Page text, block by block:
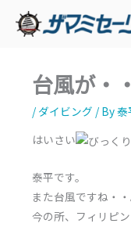
台風が・
/ ダイビング / By泰
はいさい
泰平です。
また台風ですね・・
今の所、フィリピ